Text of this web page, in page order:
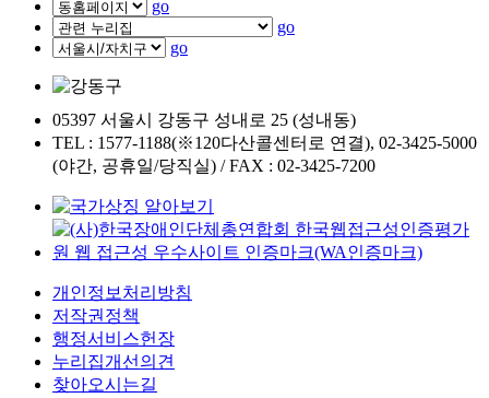
go
go
go
05397 서울시 강동구 성내로 25 (성내동)
TEL : 1577-1188(※120다산콜센터로 연결), 02-3425-5000
(야간, 공휴일/당직실) / FAX : 02-3425-7200
개인정보처리방침
저작권정책
행정서비스헌장
누리집개선의견
찾아오시는길